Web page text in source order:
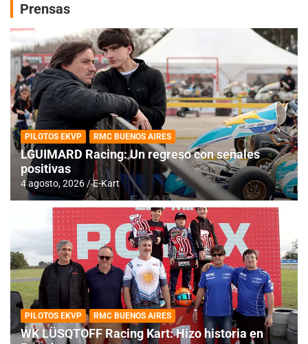
Prensas
PILOTOS EKVP RMC BUENOS AIRES
LGUIMARD Racing: Un regreso con señales
positivas
4 agosto, 2026 E-Kart
PILOTOS EKVP RMC BUENOS AIRES
WK LÜSQTOFF Racing Kart: Hizo historia en